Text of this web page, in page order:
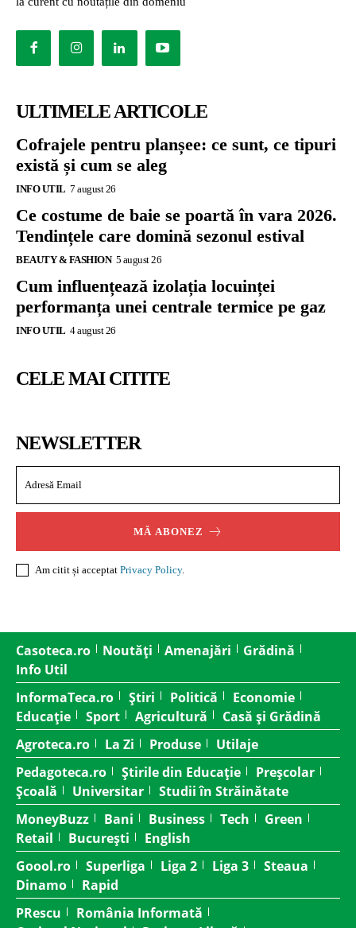
ULTIMELE ARTICOLE
Cofrajele pentru planșee: ce sunt, ce tipuri
există și cum se aleg
INFO UTIL 7 august 26
Ce costume de baie se poartă în vara 2026.
Tendințele care domină sezonul estival
BEAUTY & FASHION 5 august 26
Cum influențează izolația locuinței
performanța unei centrale termice pe gaz
INFO UTIL 4 august 26
CELE MAI CITITE
NEWSLETTER
MĂ ABONEZ
Am citit și acceptat Privacy Policy.
Casoteca.ro Noutăți Amenajări
Grădină
Info Util
InformaTeca.ro
Știri Politică
Economie
Educație
Sport Agricultură
Casă și Grădină
Agroteca.ro
La Zi Produse
Utilaje
Pedagoteca.ro
Știrile din Educație
Preșcolar
Școală
Universitar
Studii în Străinătate
MoneyBuzz
Bani Business Tech
Green
Retail
București
English
Goool.ro
Superliga Liga 2 Liga 3
Steaua
Dinamo
Rapid
PRescu
România Informată